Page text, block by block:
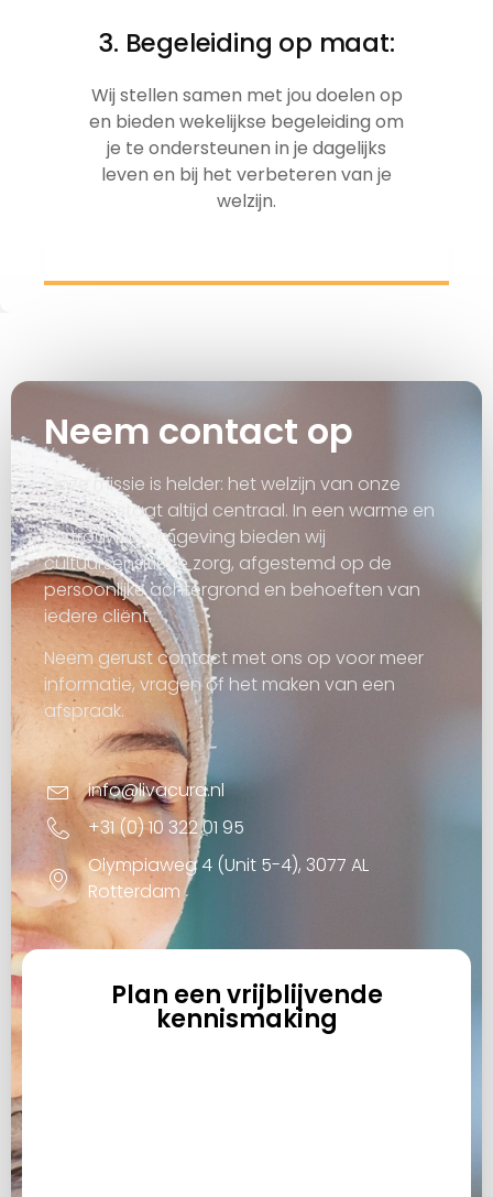
3. Begeleiding op maat:
Wij stellen samen met jou doelen op
en bieden wekelijkse begeleiding om
je te ondersteunen in je dagelijks
leven en bij het verbeteren van je
welzijn.
Neem contact op
Onze missie is helder: het welzijn van onze
cliënten staat altijd centraal. In een warme en
vertrouwde omgeving bieden wij
cultuursensitieve zorg, afgestemd op de
persoonlijke achtergrond en behoeften van
iedere cliënt.
Neem gerust contact met ons op voor meer
informatie, vragen of het maken van een
afspraak.
info@livacura.nl
+31 (0) 10 322 01 95
Olympiaweg 4 (Unit 5-4), 3077 AL
Rotterdam
Plan een vrijblijvende
kennismaking